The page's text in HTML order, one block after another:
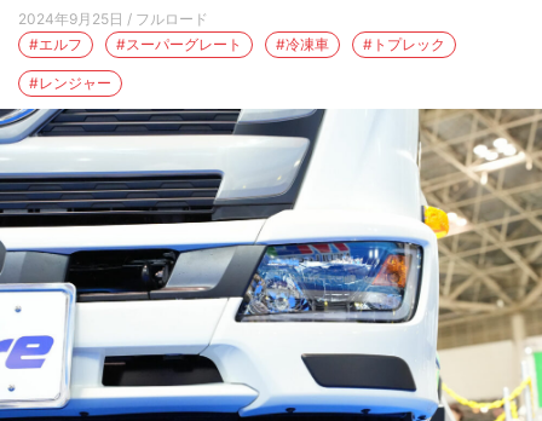
2024年9月25日 / フルロード
#エルフ
#スーパーグレート #冷凍車 #トプレック
#レンジャー